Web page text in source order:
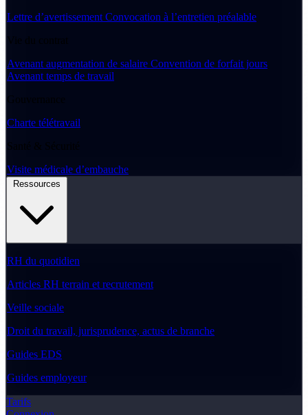
Lettre d’avertissement Convocation à l’entretien préalable
Vie du contrat
Avenant augmentation de salaire Convention de forfait jours
Avenant temps de travail
Gouvernance
Charte télétravail
Santé & Sécurité
Visite médicale d’embauche
RH du quotidien
Articles RH terrain et recrutement
Veille sociale
Droit du travail, jurisprudence, actus de branche
Guides EDS
Guides employeur
Tarifs